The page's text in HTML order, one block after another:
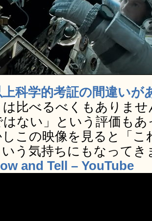
上科学的考証の間違い
は比べるべくもありま
ない」という評価も
しこの映像を見ると「
う気持ちにもなってき
and Tell – YouTube